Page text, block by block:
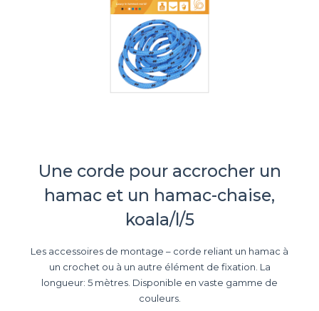
Une corde pour accrocher un
hamac et un hamac-chaise,
koala/l/5
Les accessoires de montage – corde reliant un hamac à
un crochet ou à un autre élément de fixation. La
longueur: 5 mètres. Disponible en vaste gamme de
couleurs.